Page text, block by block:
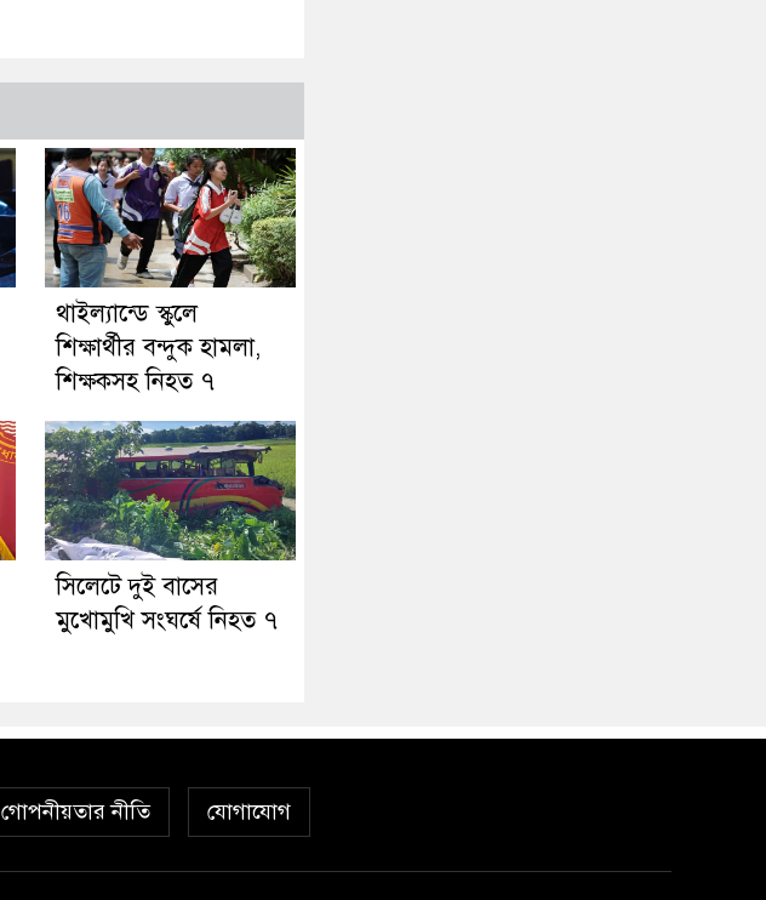
থাইল্যান্ডে স্কুলে
শিক্ষার্থীর বন্দুক হামলা,
শিক্ষকসহ নিহত ৭
সিলেটে দুই বাসের
মুখোমুখি সংঘর্ষে নিহত ৭
গোপনীয়তার নীতি যোগাযোগ